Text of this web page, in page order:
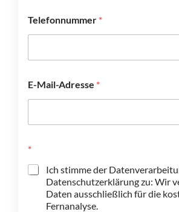
Telefonnummer *
E-Mail-Adresse *
*
Ich stimme der
Datenschutzerklärung zu: Wir
Daten ausschließlich für die
Fernanalyse.